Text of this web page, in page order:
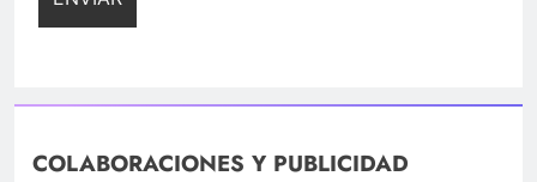
COLABORACIONES Y PUBLICIDAD